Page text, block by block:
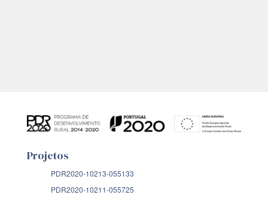
Projetos
PDR2020-10213-055133
PDR2020-10211-055725